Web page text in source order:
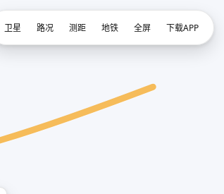
卫星 路况 测距 地铁 全屏 下载APP